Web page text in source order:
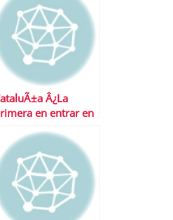
Â¿La
en entrar en